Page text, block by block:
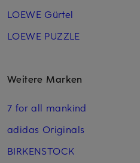
LOEWE Gürtel
LOEWE PUZZLE
Weitere Marken
7 for all mankind
adidas Originals
BIRKENSTOCK